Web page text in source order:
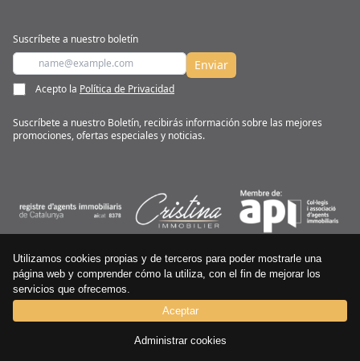
Suscríbete a nuestro boletín
Enviar
Acepto la Política de Privacidad
Suscríbete a nuestro Boletín, recibirás información sobre las mejores
promociones, ofertas especiales y noticias.
CRISTINA IMMOBILIER © Todos los derechos reservados
Términos y
condiciones
Cookies
Privacidad
Síguenos en
Utilizamos cookies propias y de terceros para poder mostrarle una
página web y comprender cómo la utiliza, con el fin de mejorar los
servicios que ofrecemos.
Aceptar
Administrar cookies